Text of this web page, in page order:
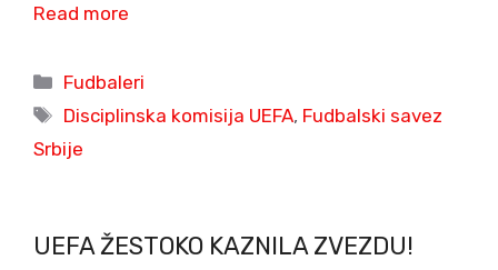
Read more
Categories
Fudbaleri
Tags
Disciplinska komisija UEFA, Fudbalski savez
Srbije
UEFA ŽESTOKO KAZNILA ZVEZDU!